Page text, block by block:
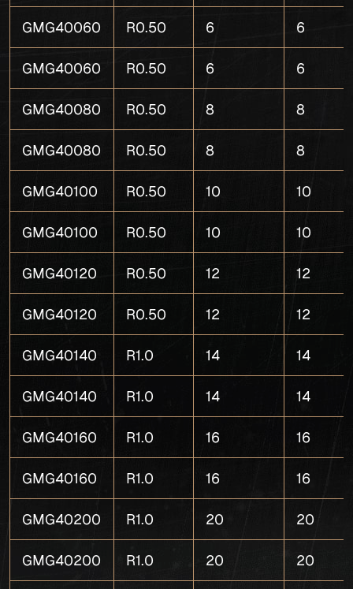
GMG40060 R0.50 6 6
GMG40060 R0.50 6 6
GMG40080 R0.50 8 8
GMG40080 R0.50 8 8
GMG40100 R0.50 10 10
GMG40100 R0.50 10 10
GMG40120 R0.50 12 12
GMG40120 R0.50 12 12
GMG40140 R1.0 14 14
GMG40140 R1.0 14 14
GMG40160 R1.0 16 16
GMG40160 R1.0 16 16
GMG40200 R1.0 20 20
GMG40200 R1.0 20 20